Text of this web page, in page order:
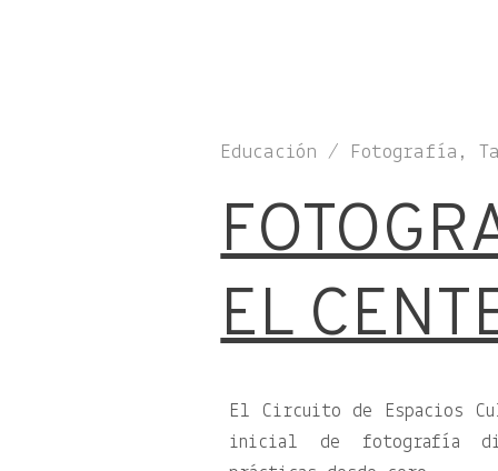
Educación / Fotografía,
EL
El Circuito de Espacios
inicial de fotografía